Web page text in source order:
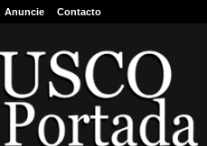
Anuncie Contacto